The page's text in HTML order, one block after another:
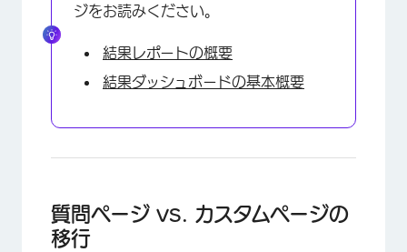
ジをお読みください。
結果レポートの概要
結果ダッシュボードの基本概要
質問ページ vs. カスタムページの
移行